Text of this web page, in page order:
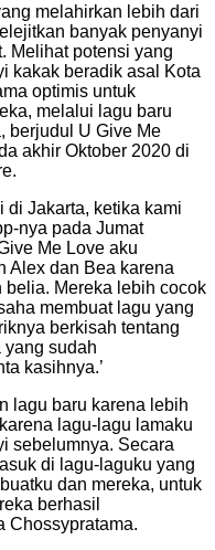
melahirkan lebih dari
banyak penyanyi
Melihat potensi yang
kakak beradik asal Kota
optimis untuk
melalui lagu baru
berjudul U Give Me
akhir Oktober 2020 di
di Jakarta, ketika kami
nya pada Jumat
Me Love aku
Alex dan Bea karena
belia. Mereka lebih cocok
membuat lagu yang
berkisah tentang
yang sudah
kasihnya.’
lagu baru karena lebih
lagu-lagu lamaku
sebelumnya. Secara
di lagu-laguku yang
dan mereka, untuk
berhasil
Chossypratama.